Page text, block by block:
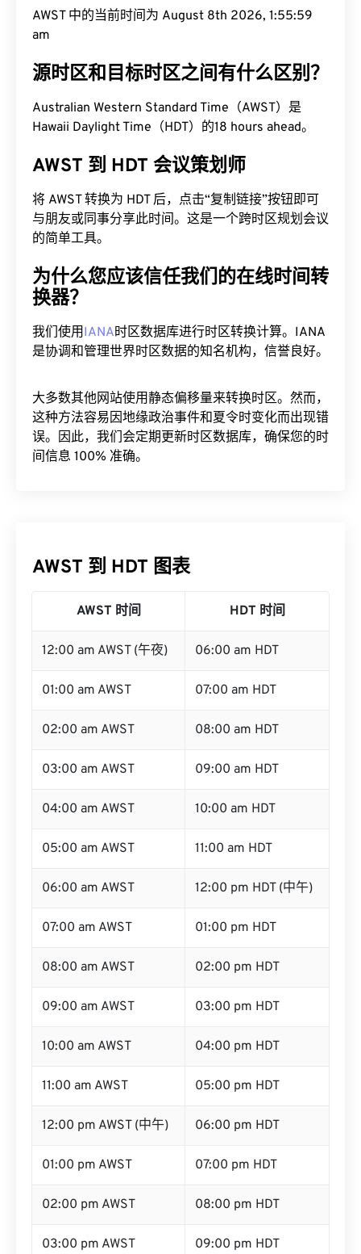
AWST 中的当前时间为 August 8th 2026, 1:56:00
am
源时区和目标时区之间有什么区别？
Australian Western Standard Time（AWST）是
Hawaii Daylight Time（HDT）的18 hours ahead。
AWST 到 HDT 会议策划师
将 AWST 转换为 HDT 后，点击“复制链接”按钮即可
与朋友或同事分享此时间。这是一个跨时区规划会议
的简单工具。
为什么您应该信任我们的在线时间转
换器？
我们使用IANA时区数据库进行时区转换计算。IANA
是协调和管理世界时区数据的知名机构，信誉良好。
大多数其他网站使用静态偏移量来转换时区。然而，
这种方法容易因地缘政治事件和夏令时变化而出现错
误。因此，我们会定期更新时区数据库，确保您的时
间信息 100% 准确。
AWST 到 HDT 图表
AWST 时间 HDT 时间
12:00 am AWST (午夜) 06:00 am HDT
01:00 am AWST 07:00 am HDT
02:00 am AWST 08:00 am HDT
03:00 am AWST 09:00 am HDT
04:00 am AWST 10:00 am HDT
05:00 am AWST 11:00 am HDT
06:00 am AWST 12:00 pm HDT (中午)
07:00 am AWST 01:00 pm HDT
08:00 am AWST 02:00 pm HDT
09:00 am AWST 03:00 pm HDT
10:00 am AWST 04:00 pm HDT
11:00 am AWST 05:00 pm HDT
12:00 pm AWST (中午) 06:00 pm HDT
01:00 pm AWST 07:00 pm HDT
02:00 pm AWST 08:00 pm HDT
03:00 pm AWST 09:00 pm HDT